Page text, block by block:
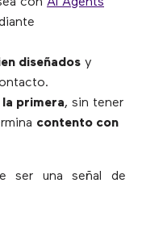
diseñados y
primera, sin tener
contento con
ser una señal de